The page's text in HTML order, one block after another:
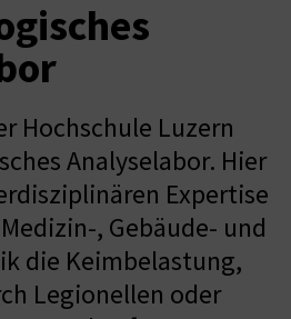
Hochschule Luzern
Analyselabor. Hier
Expertise
, Gebäude- und
die Keimbelastung,
Legionellen oder